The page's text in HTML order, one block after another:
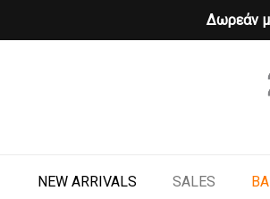
Δωρεάν
Hit enter to search or ESC to
NEW ARRIVALS SALES